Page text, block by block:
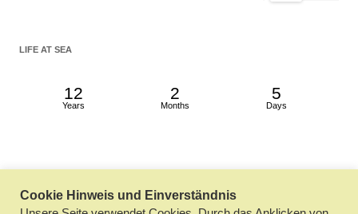
LIFE AT SEA
12
Years
2
Months
5
Days
Datenschutzerklärung Stolz präsentiert von WordPress
Cookie Hinweis und Einverständnis